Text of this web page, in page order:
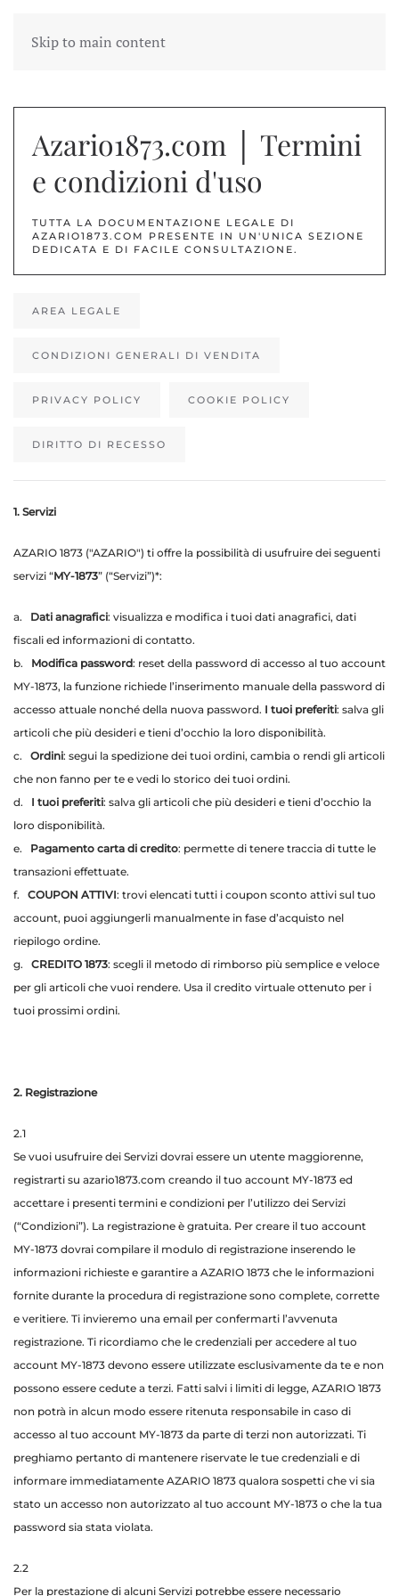
Skip to main content
Azario1873.com │ Termini
e condizioni d'uso
TUTTA LA DOCUMENTAZIONE LEGALE DI
AZARIO1873.COM PRESENTE IN UN'UNICA SEZIONE
DEDICATA E DI FACILE CONSULTAZIONE.
AREA LEGALE
CONDIZIONI GENERALI DI VENDITA
PRIVACY POLICY COOKIE POLICY
DIRITTO DI RECESSO
1. Servizi
AZARIO 1873 ("AZARIO") ti offre la possibilità di usufruire dei seguenti
servizi “MY-1873” (“Servizi”)*:
a. Dati anagrafici: visualizza e modifica i tuoi dati anagrafici, dati
fiscali ed informazioni di contatto.
b. Modifica password: reset della password di accesso al tuo account
MY-1873, la funzione richiede l’inserimento manuale della password di
accesso attuale nonché della nuova password. I tuoi preferiti: salva gli
articoli che più desideri e tieni d’occhio la loro disponibilità.
c. Ordini: segui la spedizione dei tuoi ordini, cambia o rendi gli articoli
che non fanno per te e vedi lo storico dei tuoi ordini.
d. I tuoi preferiti: salva gli articoli che più desideri e tieni d’occhio la
loro disponibilità.
e. Pagamento carta di credito: permette di tenere traccia di tutte le
transazioni effettuate.
f. COUPON ATTIVI: trovi elencati tutti i coupon sconto attivi sul tuo
account, puoi aggiungerli manualmente in fase d’acquisto nel
riepilogo ordine.
g. CREDITO 1873: scegli il metodo di rimborso più semplice e veloce
per gli articoli che vuoi rendere. Usa il credito virtuale ottenuto per i
tuoi prossimi ordini.
2. Registrazione
2.1
Se vuoi usufruire dei Servizi dovrai essere un utente maggiorenne,
registrarti su azario1873.com creando il tuo account MY-1873 ed
accettare i presenti termini e condizioni per l’utilizzo dei Servizi
(“Condizioni”). La registrazione è gratuita. Per creare il tuo account
MY-1873 dovrai compilare il modulo di registrazione inserendo le
informazioni richieste e garantire a AZARIO 1873 che le informazioni
fornite durante la procedura di registrazione sono complete, corrette
e veritiere. Ti invieremo una email per confermarti l’avvenuta
registrazione. Ti ricordiamo che le credenziali per accedere al tuo
account MY-1873 devono essere utilizzate esclusivamente da te e non
possono essere cedute a terzi. Fatti salvi i limiti di legge, AZARIO 1873
non potrà in alcun modo essere ritenuta responsabile in caso di
accesso al tuo account MY-1873 da parte di terzi non autorizzati. Ti
preghiamo pertanto di mantenere riservate le tue credenziali e di
informare immediatamente AZARIO 1873 qualora sospetti che vi sia
stato un accesso non autorizzato al tuo account MY-1873 o che la tua
password sia stata violata.
2.2
Per la prestazione di alcuni Servizi potrebbe essere necessario